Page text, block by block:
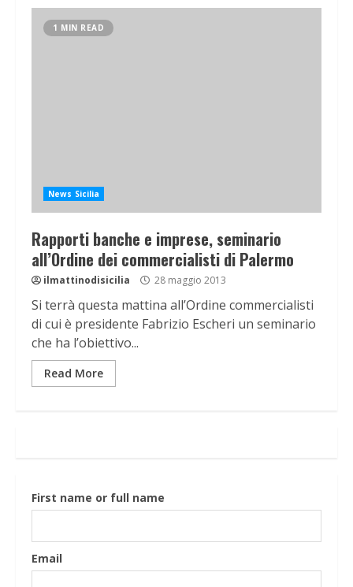
1 MIN READ
News Sicilia
Rapporti banche e imprese, seminario
all’Ordine dei commercialisti di Palermo
ilmattinodisicilia 28 maggio 2013
Si terrà questa mattina all’Ordine commercialisti
di cui è presidente Fabrizio Escheri un seminario
che ha l’obiettivo...
Read More
First name or full name
Email